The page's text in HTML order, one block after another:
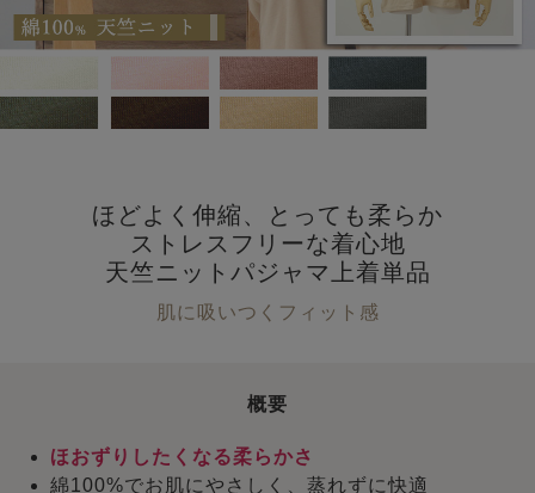
ほどよく伸縮、とっても柔らか
ストレスフリーな着心地
天竺ニットパジャマ上着単品
肌に吸いつくフィット感
概要
ほおずりしたくなる柔らかさ
綿100%でお肌にやさしく、蒸れずに快適